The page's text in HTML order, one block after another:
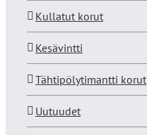
Kullatut korut
Kesävintti
Tähtipölytimantti korut
Uutuudet